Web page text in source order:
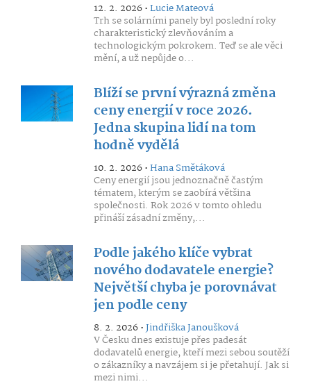
12. 2. 2026 •Lucie Mateová
Trh se solárními panely byl poslední roky
charakteristický zlevňováním a
technologickým pokrokem. Teď se ale věci
mění, a už nepůjde o...
Blíží se první výrazná změna
ceny energií v roce 2026.
Jedna skupina lidí na tom
hodně vydělá
10. 2. 2026 •Hana Smětáková
Ceny energií jsou jednoznačně častým
tématem, kterým se zaobírá většina
společnosti. Rok 2026 v tomto ohledu
přináší zásadní změny,...
Podle jakého klíče vybrat
nového dodavatele energie?
Největší chyba je porovnávat
jen podle ceny
8. 2. 2026 •Jindřiška Janoušková
V Česku dnes existuje přes padesát
dodavatelů energie, kteří mezi sebou soutěží
o zákazníky a navzájem si je přetahují. Jak si
mezi nimi...